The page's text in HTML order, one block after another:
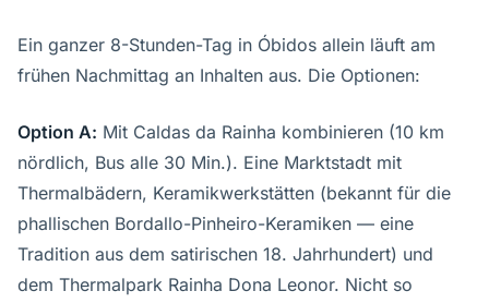
Ein ganzer 8-Stunden-Tag in Óbidos allein läuft am
frühen Nachmittag an Inhalten aus. Die Optionen:
Option A: Mit Caldas da Rainha kombinieren (10 km
nördlich, Bus alle 30 Min.). Eine Marktstadt mit
Thermalbädern, Keramikwerkstätten (bekannt für die
phallischen Bordallo-Pinheiro-Keramiken — eine
Tradition aus dem satirischen 18. Jahrhundert) und
dem Thermalpark Rainha Dona Leonor. Nicht so